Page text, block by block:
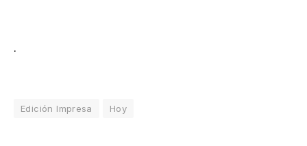
.
Edición Impresa Hoy